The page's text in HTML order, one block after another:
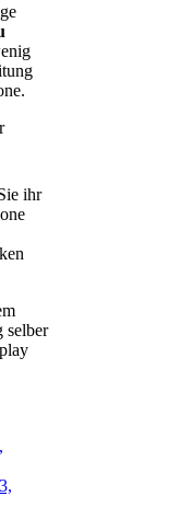
ihr
selber